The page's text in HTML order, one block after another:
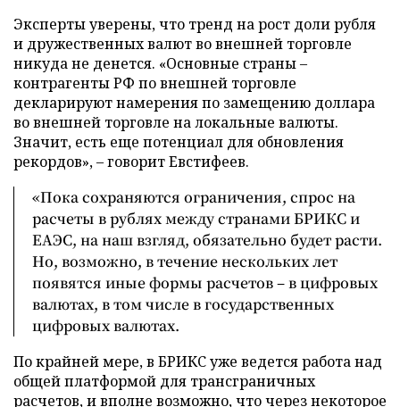
Эксперты уверены, что тренд на рост доли рубля
и дружественных валют во внешней торговле
никуда не денется. «Основные страны –
контрагенты РФ по внешней торговле
декларируют намерения по замещению доллара
во внешней торговле на локальные валюты.
Значит, есть еще потенциал для обновления
рекордов», – говорит Евстифеев.
«Пока сохраняются ограничения, спрос на
расчеты в рублях между странами БРИКС и
ЕАЭС, на наш взгляд, обязательно будет расти.
Но, возможно, в течение нескольких лет
появятся иные формы расчетов – в цифровых
валютах, в том числе в государственных
цифровых валютах.
По крайней мере, в БРИКС уже ведется работа над
общей платформой для трансграничных
расчетов, и вполне возможно, что через некоторое